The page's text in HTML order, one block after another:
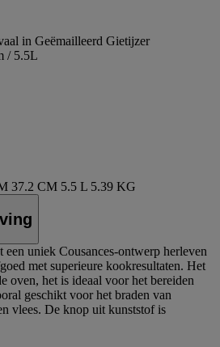
/ 5.5L
37.2 CM 5.5 L 5.39 KG
een uniek Cousances-ontwerp herleven
met superieure kookresultaten. Het
oven, het is ideaal voor het bereiden
geschikt voor het braden van
vlees. De knop uit kunststof is